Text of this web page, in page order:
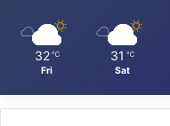
32 ℃
Fri
31 ℃
Sat